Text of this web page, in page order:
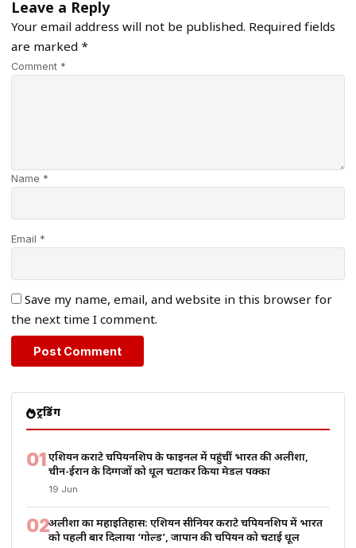
Leave a Reply
Your email address will not be published. Required fields
are marked *
Comment *
Name *
Email *
Save my name, email, and website in this browser for
the next time I comment.
ट्रेंडिंग
01एशियन कराटे चैंपियनशिप के फाइनल में पहुंचीं भारत की अलीशा,
चीन-ईरान के दिग्गजों को धूल चटाकर किया मेडल पक्का
19 Jun
02अलीशा का महाइतिहास: एशियन सीनियर कराटे चैंपियनशिप में भारत
को पहली बार दिलाया ‘गोल्ड’, जापान की चैंपियन को चटाई धूल